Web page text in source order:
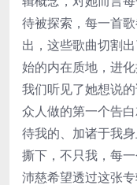
待被探索，每一首
出，这些歌曲切割
始的内在质地，进
我们听见了她想说
众人做的第一个告
待我的、加诸于我
撕下，不只我，每
沛慈希望透过这张